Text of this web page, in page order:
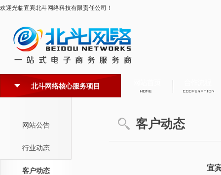
欢迎光临宜宾北斗网络科技有限责任公司！
北斗网络核心服务项目
网站公告
行业动态
客户动态
客户动态
宜